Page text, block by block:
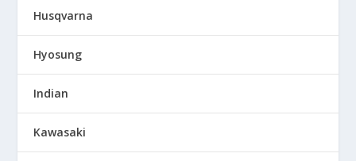
Husqvarna
Hyosung
Indian
Kawasaki